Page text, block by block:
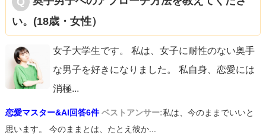
い。(18歳・女性）
女子大学生です。 私は、女子に耐性のない奥手
な男子を好きになりました。 私自身、恋愛には
消極...
恋愛マスター&AI回答6件 ベストアンサー:私は、今のままでいいと
思います。 今のままとは、たとえ彼か...